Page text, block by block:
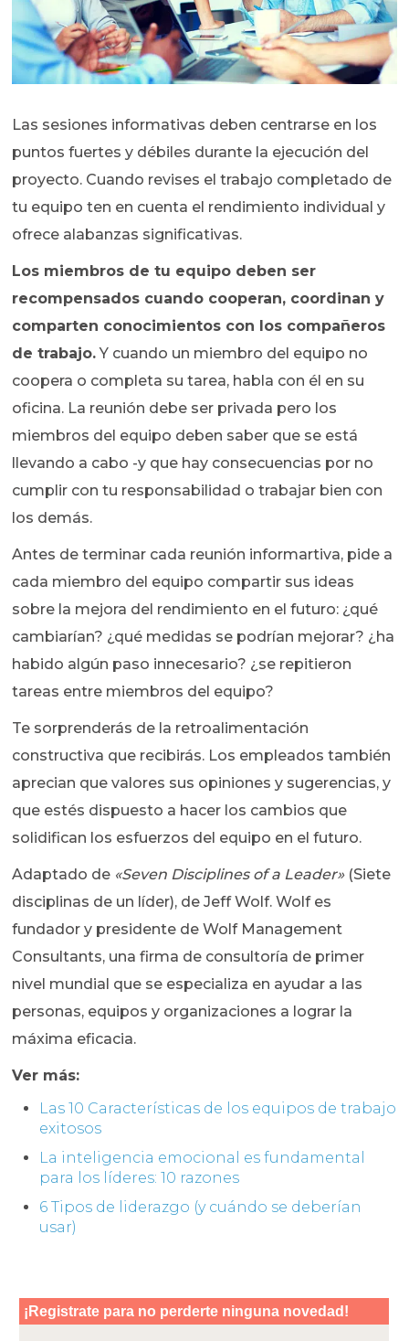
Las sesiones informativas deben centrarse en los
puntos fuertes y débiles durante la ejecución del
proyecto. Cuando revises el trabajo completado de
tu equipo ten en cuenta el rendimiento individual y
ofrece alabanzas significativas.
Los miembros de tu equipo deben ser
recompensados ​​cuando cooperan, coordinan y
comparten conocimientos con los compañeros
de trabajo.Y cuando un miembro del equipo no
coopera o completa su tarea, habla con él en su
oficina. La reunión debe ser privada pero los
miembros del equipo deben saber que se está
llevando a cabo -y que hay consecuencias por no
cumplir con tu responsabilidad o trabajar bien con
los demás.
Antes de terminar cada reunión informartiva, pide a
cada miembro del equipo compartir sus ideas
sobre la mejora del rendimiento en el futuro: ¿qué
cambiarían? ¿qué medidas se podrían mejorar? ¿ha
habido algún paso innecesario? ¿se repitieron
tareas entre miembros del equipo?
Te sorprenderás de la retroalimentación
constructiva que recibirás. Los empleados también
aprecian que valores sus opiniones y sugerencias, y
que estés dispuesto a hacer los cambios que
solidifican los esfuerzos del equipo en el futuro.
Adaptado de «Seven Disciplines of a Leader»(Siete
disciplinas de un líder), de Jeff Wolf. Wolf es
fundador y presidente de Wolf Management
Consultants, una firma de consultoría de primer
nivel mundial que se especializa en ayudar a las
personas, equipos y organizaciones a lograr la
máxima eficacia.
Ver más:
Las 10 Características de los equipos de trabajo
exitosos
La inteligencia emocional es fundamental
para los líderes: 10 razones
6 Tipos de liderazgo (y cuándo se deberían
usar)